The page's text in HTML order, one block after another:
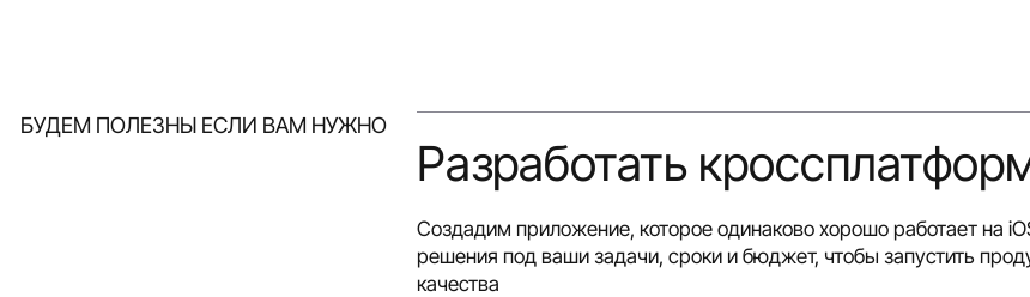
БУДЕМ ПОЛЕЗНЫ ЕСЛИ ВАМ НУЖНО
Разработать
Создадим приложение, которое одинаково хорошо работает на
решения под ваши задачи, сроки и бюджет, чтобы запустить
качества